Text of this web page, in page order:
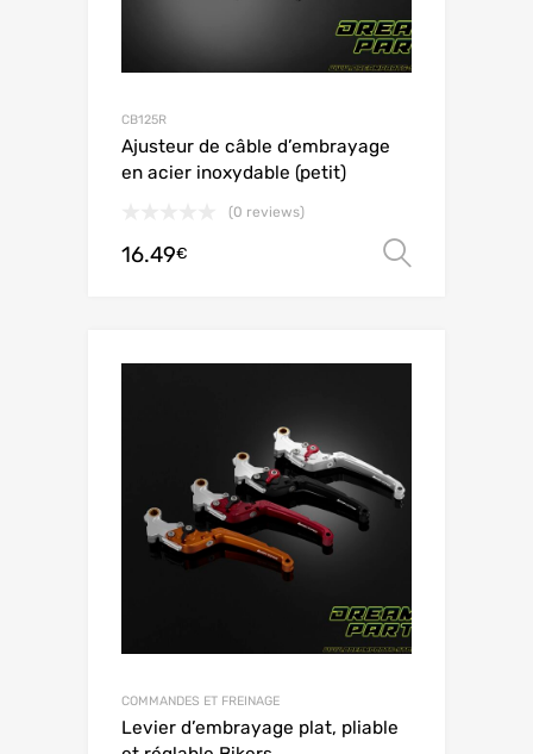
CB125R
Ajusteur de câble d’embrayage
en acier inoxydable (petit)
(0 reviews)
16.49€
COMMANDES ET FREINAGE
Levier d’embrayage plat, pliable